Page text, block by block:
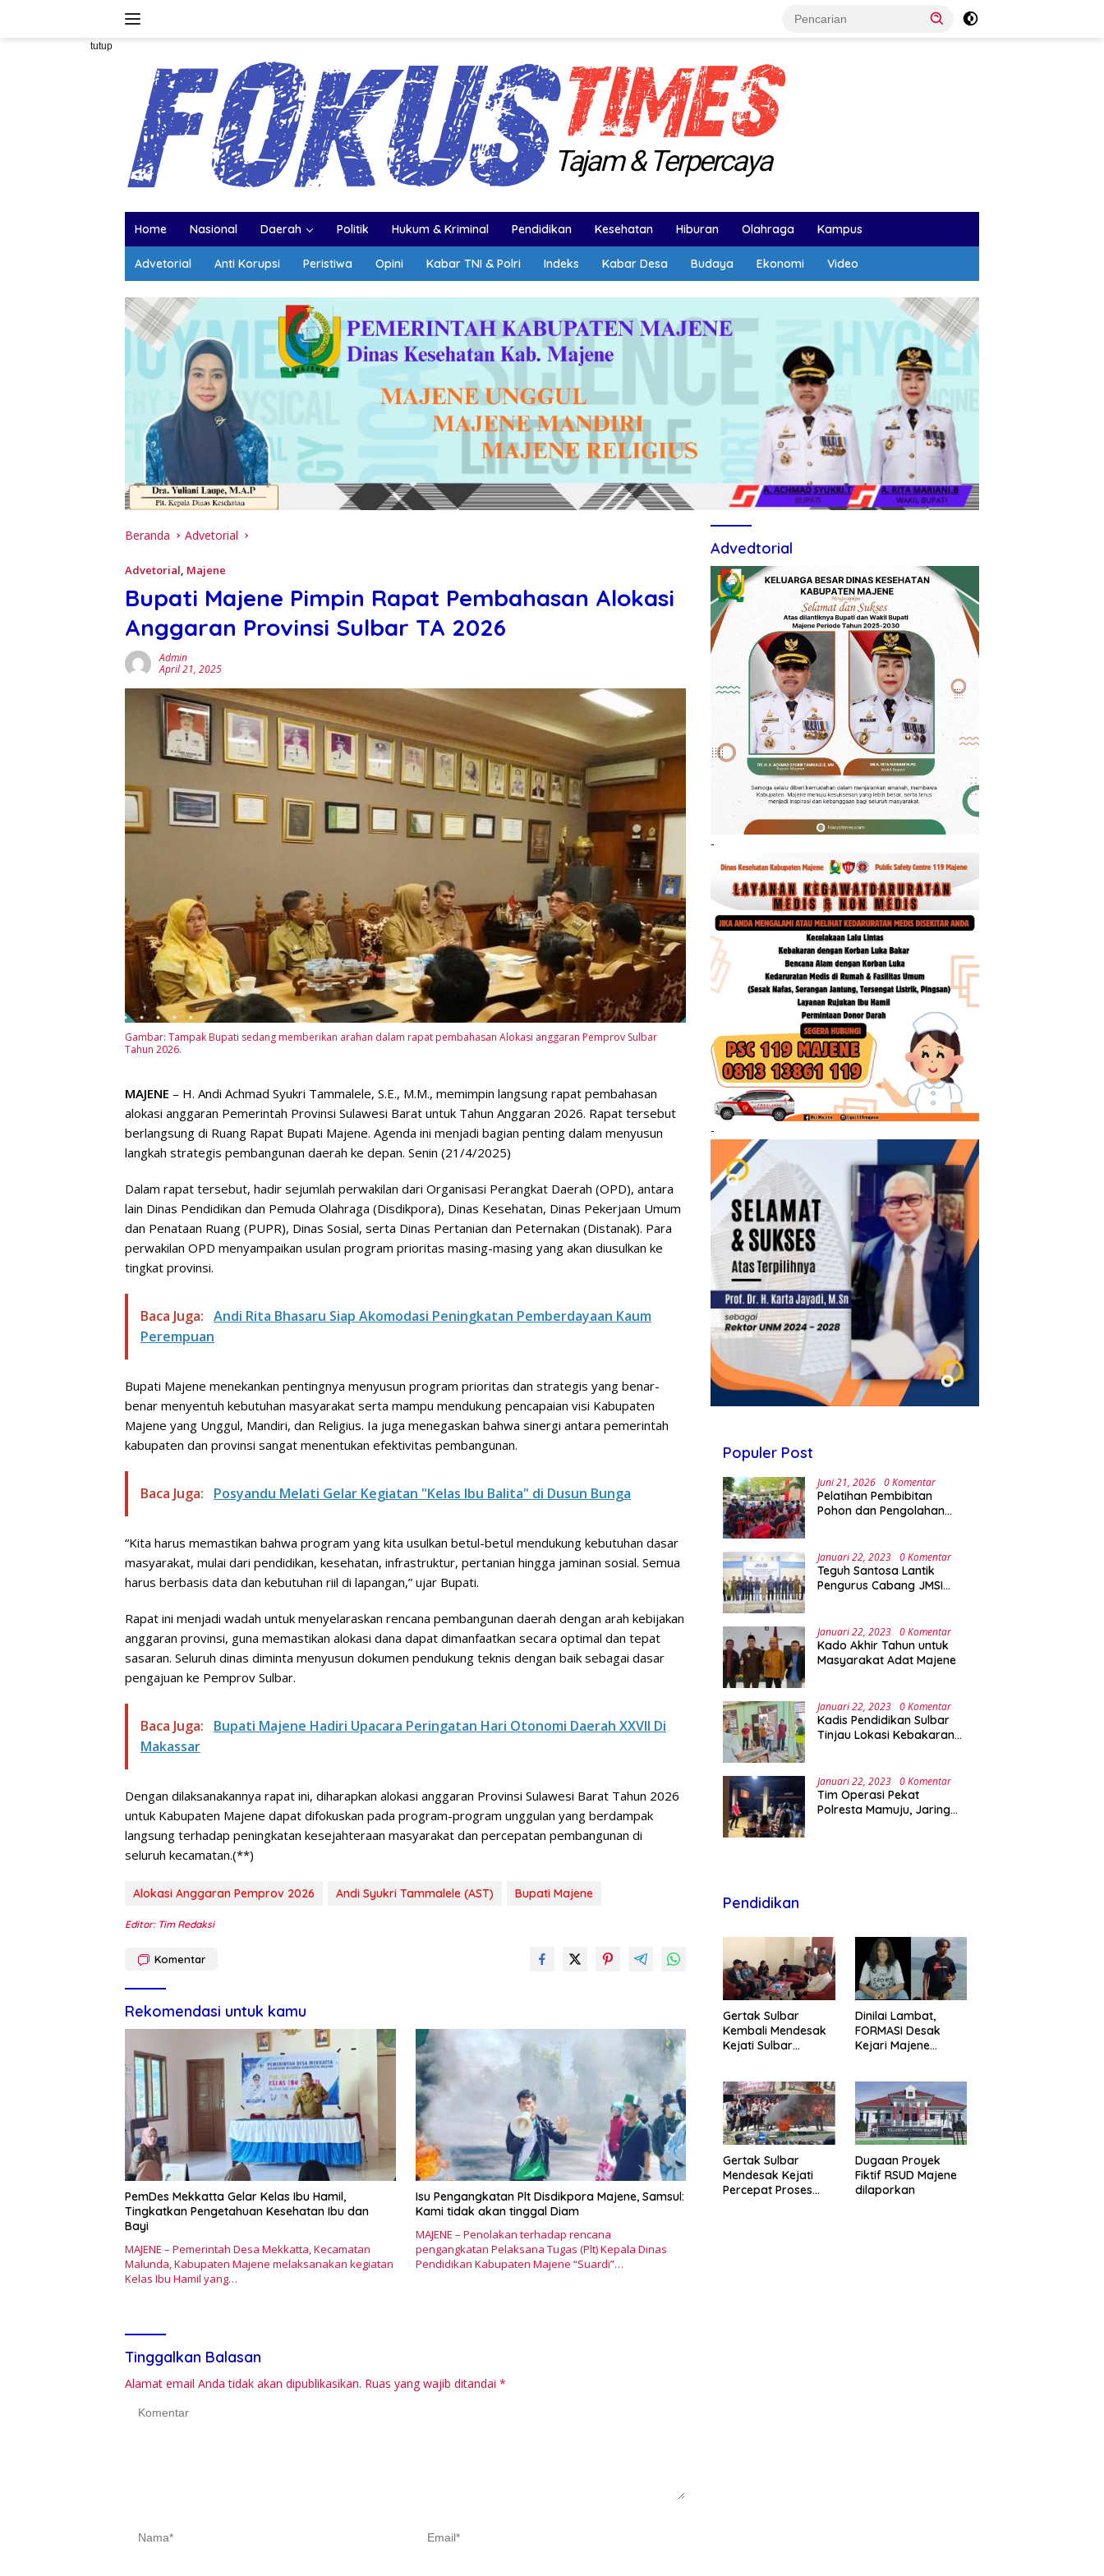
tutup
Home Nasional Daerah Politik Hukum & Kriminal Pendidikan Kesehatan Hiburan Olahraga Kampus
Advetorial Anti Korupsi Peristiwa Opini Kabar TNI & Polri Indeks Kabar Desa Budaya Ekonomi Video
Beranda Advetorial
Advetorial, Majene
Bupati Majene Pimpin Rapat Pembahasan Alokasi
Anggaran Provinsi Sulbar TA 2026
Admin
April 21, 2025
Gambar: Tampak Bupati sedang memberikan arahan dalam rapat pembahasan Alokasi anggaran Pemprov Sulbar
Tahun 2026.
MAJENE – H. Andi Achmad Syukri Tammalele, S.E., M.M., memimpin langsung rapat pembahasan
alokasi anggaran Pemerintah Provinsi Sulawesi Barat untuk Tahun Anggaran 2026. Rapat tersebut
berlangsung di Ruang Rapat Bupati Majene. Agenda ini menjadi bagian penting dalam menyusun
langkah strategis pembangunan daerah ke depan. Senin (21/4/2025)
Dalam rapat tersebut, hadir sejumlah perwakilan dari Organisasi Perangkat Daerah (OPD), antara
lain Dinas Pendidikan dan Pemuda Olahraga (Disdikpora), Dinas Kesehatan, Dinas Pekerjaan Umum
dan Penataan Ruang (PUPR), Dinas Sosial, serta Dinas Pertanian dan Peternakan (Distanak). Para
perwakilan OPD menyampaikan usulan program prioritas masing-masing yang akan diusulkan ke
tingkat provinsi.
Baca Juga: Andi Rita Bhasaru Siap Akomodasi Peningkatan Pemberdayaan Kaum
Perempuan
Bupati Majene menekankan pentingnya menyusun program prioritas dan strategis yang benar-
benar menyentuh kebutuhan masyarakat serta mampu mendukung pencapaian visi Kabupaten
Majene yang Unggul, Mandiri, dan Religius. Ia juga menegaskan bahwa sinergi antara pemerintah
kabupaten dan provinsi sangat menentukan efektivitas pembangunan.
Baca Juga: Posyandu Melati Gelar Kegiatan "Kelas Ibu Balita" di Dusun Bunga
“Kita harus memastikan bahwa program yang kita usulkan betul-betul mendukung kebutuhan dasar
masyarakat, mulai dari pendidikan, kesehatan, infrastruktur, pertanian hingga jaminan sosial. Semua
harus berbasis data dan kebutuhan riil di lapangan,” ujar Bupati.
Rapat ini menjadi wadah untuk menyelaraskan rencana pembangunan daerah dengan arah kebijakan
anggaran provinsi, guna memastikan alokasi dana dapat dimanfaatkan secara optimal dan tepat
sasaran. Seluruh dinas diminta menyusun dokumen pendukung teknis dengan baik sebagai dasar
pengajuan ke Pemprov Sulbar.
Baca Juga:
Bupati Majene Hadiri Upacara Peringatan Hari Otonomi Daerah XXVII Di
Makassar
Dengan dilaksanakannya rapat ini, diharapkan alokasi anggaran Provinsi Sulawesi Barat Tahun 2026
untuk Kabupaten Majene dapat difokuskan pada program-program unggulan yang berdampak
langsung terhadap peningkatan kesejahteraan masyarakat dan percepatan pembangunan di
seluruh kecamatan.(**)
Alokasi Anggaran Pemprov 2026 Andi Syukri Tammalele (AST) Bupati Majene
Editor: Tim Redaksi
Komentar
Rekomendasi untuk kamu
PemDes Mekkatta Gelar Kelas Ibu Hamil,
Tingkatkan Pengetahuan Kesehatan Ibu dan
Bayi
MAJENE – Pemerintah Desa Mekkatta, Kecamatan
Malunda, Kabupaten Majene melaksanakan kegiatan
Kelas Ibu Hamil yang…
Isu Pengangkatan Plt Disdikpora Majene, Samsul:
Kami tidak akan tinggal Diam
MAJENE – Penolakan terhadap rencana
pengangkatan Pelaksana Tugas (Plt) Kepala Dinas
Pendidikan Kabupaten Majene “Suardi”…
Tinggalkan Balasan
Alamat email Anda tidak akan dipublikasikan. Ruas yang wajib ditandai *
Advedtorial
-
-
Populer Post
Juni 21, 2026 0 Komentar
Pelatihan Pembibitan
Pohon dan Pengolahan
Green Campus di UPA
Laboratorium Terpadu
Januari 22, 2023 0 Komentar
Teguh Santosa Lantik
Pengurus Cabang JMSI
Januari 22, 2023 0 Komentar
Kado Akhir Tahun untuk
Masyarakat Adat Majene
Januari 22, 2023 0 Komentar
Kadis Pendidikan Sulbar
Tinjau Lokasi Kebakaran
Januari 22, 2023 0 Komentar
Tim Operasi Pekat
Polresta Mamuju, Jaring
Pendidikan
Gertak Sulbar
Kembali Mendesak
Kejati Sulbar
Majene
Dinilai Lambat,
FORMASI Desak
Kejari Majene
Fiktif RSUD Majene
Gertak Sulbar
Mendesak Kejati
Percepat Proses
Dugaan Proyek
Fiktif RSUD Majene
dilaporkan